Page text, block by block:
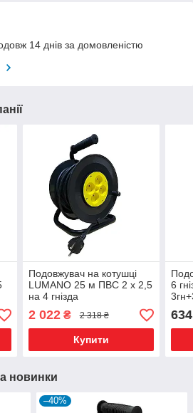
14 днів за домовленістю
Подовжувач на котушці
LUMANO 25 м ПВС 2 х 2,5
на 4 гнізда
2 022₴ 2 318 ₴
Купити
6
ПВС
634
новинки
–40%